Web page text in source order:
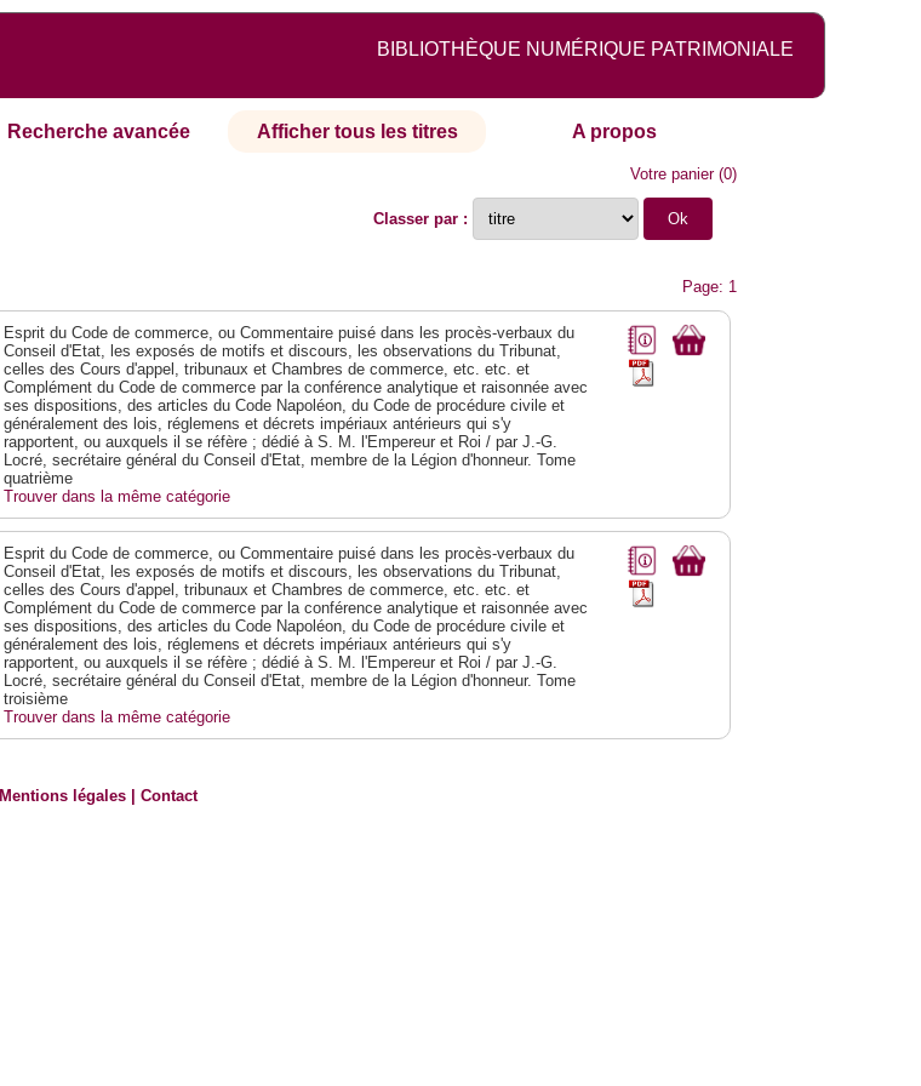
BIBLIOTHÈQUE NUMÉRIQUE PATRIMONIALE
Recherche avancée Afficher tous les titres A propos
Votre panier(0)
Classer par :
Page: 1
Esprit du Code de commerce, ou Commentaire puisé dans les procès-verbaux du
Conseil d'Etat, les exposés de motifs et discours, les observations du Tribunat,
celles des Cours d'appel, tribunaux et Chambres de commerce, etc. etc. et
Complément du Code de commerce par la conférence analytique et raisonnée avec
ses dispositions, des articles du Code Napoléon, du Code de procédure civile et
généralement des lois, réglemens et décrets impériaux antérieurs qui s'y
rapportent, ou auxquels il se réfère ; dédié à S. M. l'Empereur et Roi / par J.-G.
Locré, secrétaire général du Conseil d'Etat, membre de la Légion d'honneur. Tome
quatrième
Trouver dans la même catégorie
Esprit du Code de commerce, ou Commentaire puisé dans les procès-verbaux du
Conseil d'Etat, les exposés de motifs et discours, les observations du Tribunat,
celles des Cours d'appel, tribunaux et Chambres de commerce, etc. etc. et
Complément du Code de commerce par la conférence analytique et raisonnée avec
ses dispositions, des articles du Code Napoléon, du Code de procédure civile et
généralement des lois, réglemens et décrets impériaux antérieurs qui s'y
rapportent, ou auxquels il se réfère ; dédié à S. M. l'Empereur et Roi / par J.-G.
Locré, secrétaire général du Conseil d'Etat, membre de la Légion d'honneur. Tome
troisième
Trouver dans la même catégorie
Mentions légales |Contact